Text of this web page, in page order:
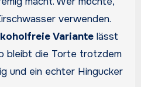
verwenden.
Variantelässt
bleibt die Torte trotzdem
und ein echter Hingucker